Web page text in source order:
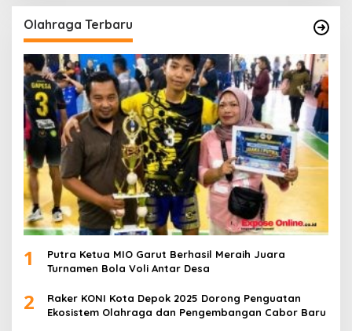
Olahraga Terbaru
1
Putra Ketua MIO Garut Berhasil Meraih Juara
Turnamen Bola Voli Antar Desa
2
Raker KONI Kota Depok 2025 Dorong Penguatan
Ekosistem Olahraga dan Pengembangan Cabor Baru